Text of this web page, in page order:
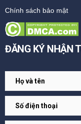
Chính sách bảo mật
ĐĂNG KÝ NHẬN